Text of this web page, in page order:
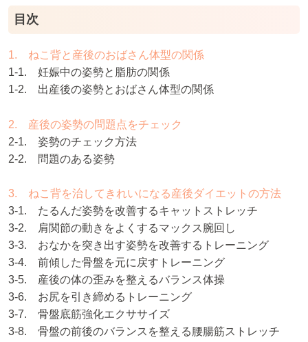
目次
1. ねこ背と産後のおばさん体型の関係
1-1. 妊娠中の姿勢と脂肪の関係
1-2. 出産後の姿勢とおばさん体型の関係
2. 産後の姿勢の問題点をチェック
2-1. 姿勢のチェック方法
2-2. 問題のある姿勢
3. ねこ背を治してきれいになる産後ダイエットの方法
3-1. たるんだ姿勢を改善するキャットストレッチ
3-2. 肩関節の動きをよくするマックス腕回し
3-3. おなかを突き出す姿勢を改善するトレーニング
3-4. 前傾した骨盤を元に戻すトレーニング
3-5. 産後の体の歪みを整えるバランス体操
3-6. お尻を引き締めるトレーニング
3-7. 骨盤底筋強化エクササイズ
3-8. 骨盤の前後のバランスを整える腰腸筋ストレッチ